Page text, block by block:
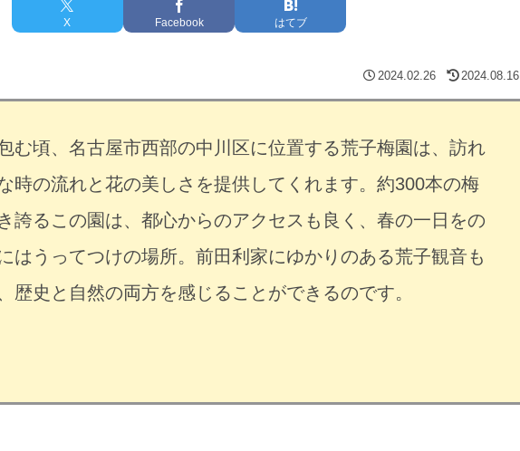
X Facebook はてブ
2024.02.26 2024.08.16
む頃、名古屋市西部の中川区に位置する荒子梅園は、訪れ
時の流れと花の美しさを提供してくれます。約300本の梅
誇るこの園は、都心からのアクセスも良く、春の一日をの
はうってつけの場所。前田利家にゆかりのある荒子観音も
歴史と自然の両方を感じることができるのです。